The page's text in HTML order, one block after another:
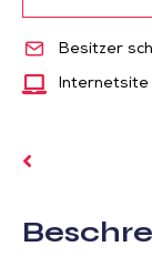
Besitzer
Internetsite